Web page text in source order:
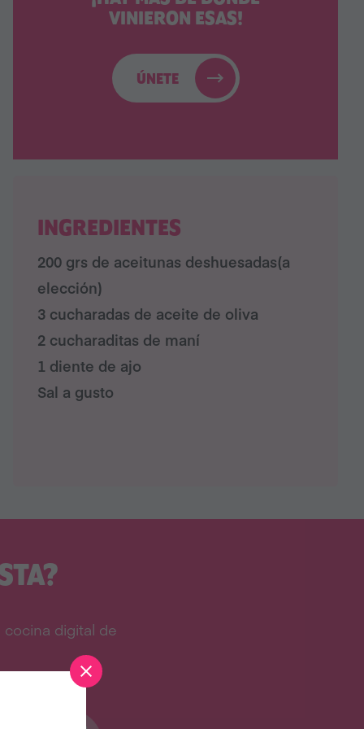
VINIERON ESAS!
ÚNETE
INGREDIENTES
200 grs de aceitunas deshuesadas(a
elección)⁠
3 cucharadas de aceite de oliva⁠
2 cucharaditas de maní⁠
1 diente de ajo⁠
Sal a gusto ⁠
digital de